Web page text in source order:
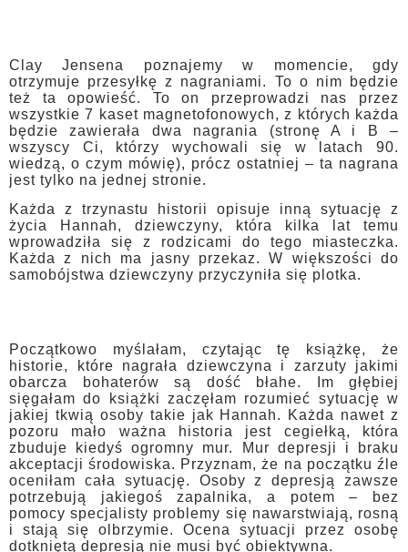
Clay Jensena poznajemy w momencie, gdy
otrzymuje przesyłkę z nagraniami. To o nim będzie
też ta opowieść. To on przeprowadzi nas przez
wszystkie 7 kaset magnetofonowych, z których każda
będzie zawierała dwa nagrania (stronę A i B –
wszyscy Ci, którzy wychowali się w latach 90.
wiedzą, o czym mówię), prócz ostatniej – ta nagrana
jest tylko na jednej stronie.
Każda z trzynastu historii opisuje inną sytuację z
życia Hannah, dziewczyny, która kilka lat temu
wprowadziła się z rodzicami do tego miasteczka.
Każda z nich ma jasny przekaz. W większości do
samobójstwa dziewczyny przyczyniła się plotka.
Początkowo myślałam, czytając tę książkę, że
historie, które nagrała dziewczyna i zarzuty jakimi
obarcza bohaterów są dość błahe. Im głębiej
sięgałam do książki zaczęłam rozumieć sytuację w
jakiej tkwią osoby takie jak Hannah. Każda nawet z
pozoru mało ważna historia jest cegiełką, która
zbuduje kiedyś ogromny mur. Mur depresji i braku
akceptacji środowiska. Przyznam, że na początku źle
oceniłam cała sytuację. Osoby z depresją zawsze
potrzebują jakiegoś zapalnika, a potem – bez
pomocy specjalisty problemy się nawarstwiają, rosną
i stają się olbrzymie. Ocena sytuacji przez osobę
dotkniętą depresją nie musi być obiektywna.